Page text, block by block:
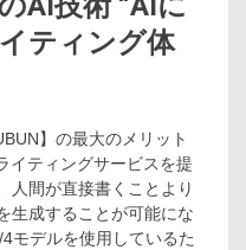
ティング体
】の最大のメリット
イティングサービスを提
人間が直接書くことより
生成することが可能にな
モデルを使用しているた